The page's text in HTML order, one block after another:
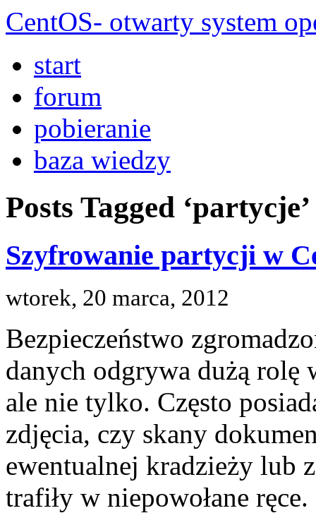
CentOS- otwarty system
start
forum
pobieranie
baza wiedzy
Posts Tagged ‘partycje’
Szyfrowanie partycji w
wtorek, 20 marca, 2012
Bezpieczeństwo
danych odgrywa dużą
ale nie tylko. Często
zdjęcia, czy skany
ewentualnej kradzieży lub
trafiły w niepowołane ręce.